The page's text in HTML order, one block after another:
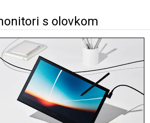
s olovkom